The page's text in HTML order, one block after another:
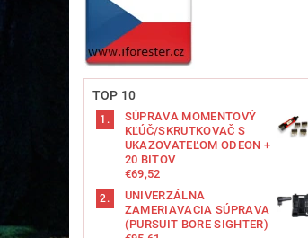
TOP 10
SÚPRAVA MOMENTOVÝ
KĽÚČ/SKRUTKOVAČ S
UKAZOVATEĽOM ODEON +
20 BITOV
€69,52
UNIVERZÁLNA
ZAMERIAVACIA SÚPRAVA
(PURSUIT BORE SIGHTER)